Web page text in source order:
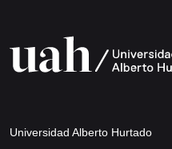
Universidad Alberto Hurtado